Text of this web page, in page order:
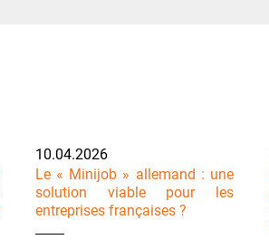
10.04.2026
Le « Minijob » allemand : une
solution viable pour les
entreprises françaises ?